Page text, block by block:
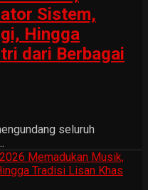
Sistem,
Hingga
dari Berbagai
seluruh